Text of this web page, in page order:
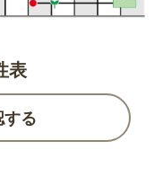
表
する